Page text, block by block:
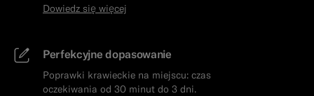
Dowiedz się więcej
Perfekcyjne dopasowanie
Poprawki krawieckie na miejscu: czas
oczekiwania od 30 minut do 3 dni.